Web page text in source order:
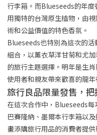
行李箱。而Blueseeds的年
用獨特的台灣原生植物，由
術和公益價值的特色香氛。
Blueseeds也特別為這次的
組合，以薰衣草洋甘菊和尤
的旅行主題選擇。明年是生
使用者和親友帶來歡喜的龍年
旅行良品限量發售，把
在這次合作中，Blueseeds
巴賽隆納、墨爾本行李箱以
畫添購旅行用品的消費者提